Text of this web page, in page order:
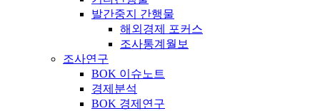
발간중지 간행물
해외경제 포커스
조사통계월보
조사연구
BOK 이슈노트
경제분석
BOK 경제연구